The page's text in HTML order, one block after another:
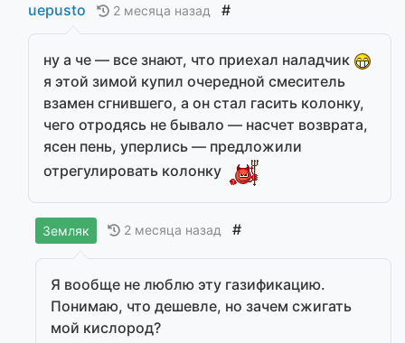
uepusto 2 месяца назад #
ну а че — все знают, что приехал наладчик
я этой зимой купил очередной смеситель
взамен сгнившего, а он стал гасить колонку,
чего отродясь не бывало — насчет возврата,
ясен пень, уперлись — предложили
отрегулировать колонку
Земляк 2 месяца назад #
Я вообще не люблю эту газификацию.
Понимаю, что дешевле, но зачем сжигать
мой кислород?